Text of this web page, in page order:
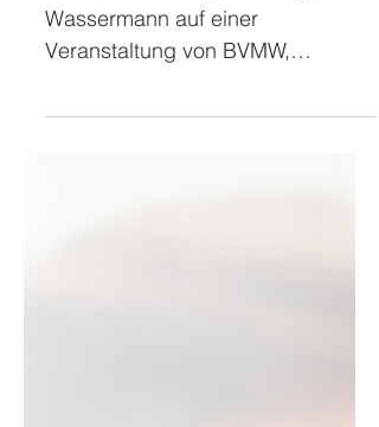
Am 29.01.2025 spricht Holger
Wassermann auf einer
Mittelstandsbroker und Volksbank